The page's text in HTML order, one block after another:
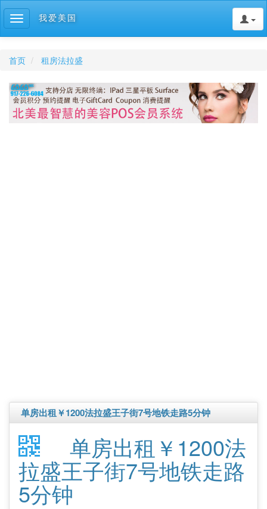
Toggle
navigation
我爱美国
首页 租房法拉盛
单房出租￥1200法拉盛王子街7号地铁走路5分钟
单房出租￥1200法
拉盛王子街7号地铁走路
5分钟